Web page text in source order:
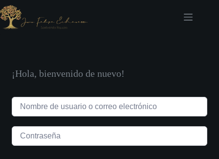
Saltar
al
contenido
¡Hola, bienvenido de nuevo!